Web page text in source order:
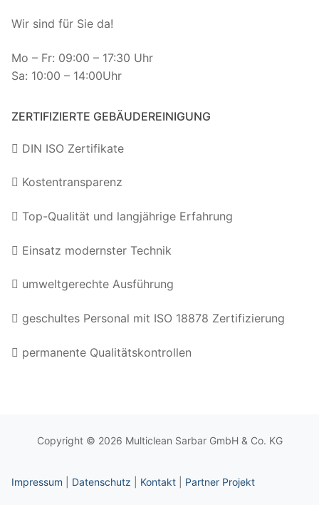
Wir sind für Sie da!
Mo – Fr: 09:00 – 17:30 Uhr
Sa: 10:00 – 14:00Uhr
ZERTIFIZIERTE GEBÄUDEREINIGUNG
DIN ISO Zertifikate
Kostentransparenz
Top-Qualität und langjährige Erfahrung
Einsatz modernster Technik
umweltgerechte Ausführung
geschultes Personal mit ISO 18878 Zertifizierung
permanente Qualitätskontrollen
Copyright © 2026 Multiclean Sarbar GmbH & Co. KG
Impressum Datenschutz Kontakt Partner Projekt